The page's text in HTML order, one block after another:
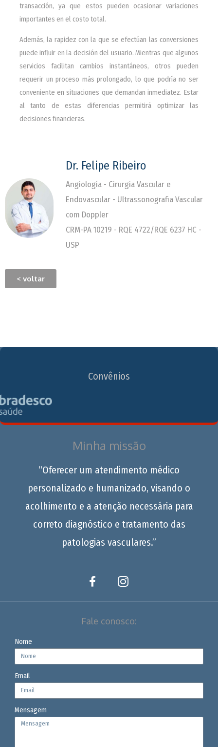
transacción, ya que estos pueden ocasionar variaciones
importantes en el costo total.
Además, la rapidez con la que se efectúan las conversiones
puede influir en la decisión del usuario. Mientras que algunos
servicios facilitan cambios instantáneos, otros pueden
requerir un proceso más prolongado, lo que podría no ser
conveniente en situaciones que demandan inmediatez. Estar
al tanto de estas diferencias permitirá optimizar las
decisiones financieras.
Dr. Felipe Ribeiro
Angiologia - Cirurgia Vascular e
Endovascular - Ultrassonografia Vascular
com Doppler
CRM-PA 10219 - RQE 4722/RQE 6237 HC -
USP
< voltar
Convênios
Minha missão
“Oferecer um atendimento médico
personalizado e humanizado, visando o
acolhimento e a atenção necessária para
correto diagnóstico e tratamento das
patologias vasculares.”
Fale conosco:
Nome
Email
Mensagem